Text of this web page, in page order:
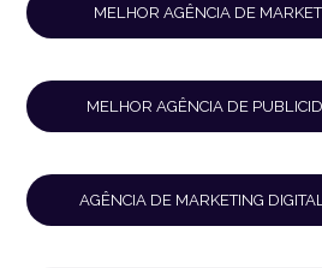
MELHOR AGÊNCIA DE
MELHOR AGÊNCIA DE
AGÊNCIA DE MARKETING